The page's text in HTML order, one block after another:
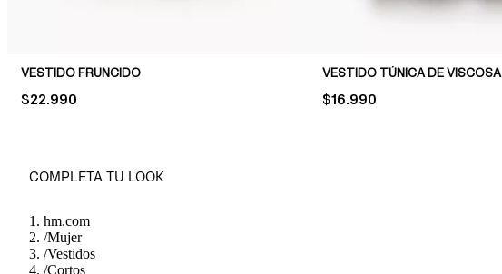
VESTIDO FRUNCIDO
PRICE:
$22.990
VESTIDO TÚNICA DE VISCOSA
PRICE:
$16.990
COMPLETA TU LOOK
hm.com
/Mujer
/Vestidos
/Cortos